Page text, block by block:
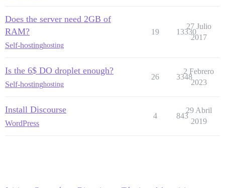
Does the server need 2GB of
RAM?
Self-hostinghosting
19 13330
27 Julio
2017
Is the 6$ DO droplet enough?
Self-hostinghosting
26 3348
2 Febrero
2023
Install Discourse
WordPress
4 843
29 Abril
2019